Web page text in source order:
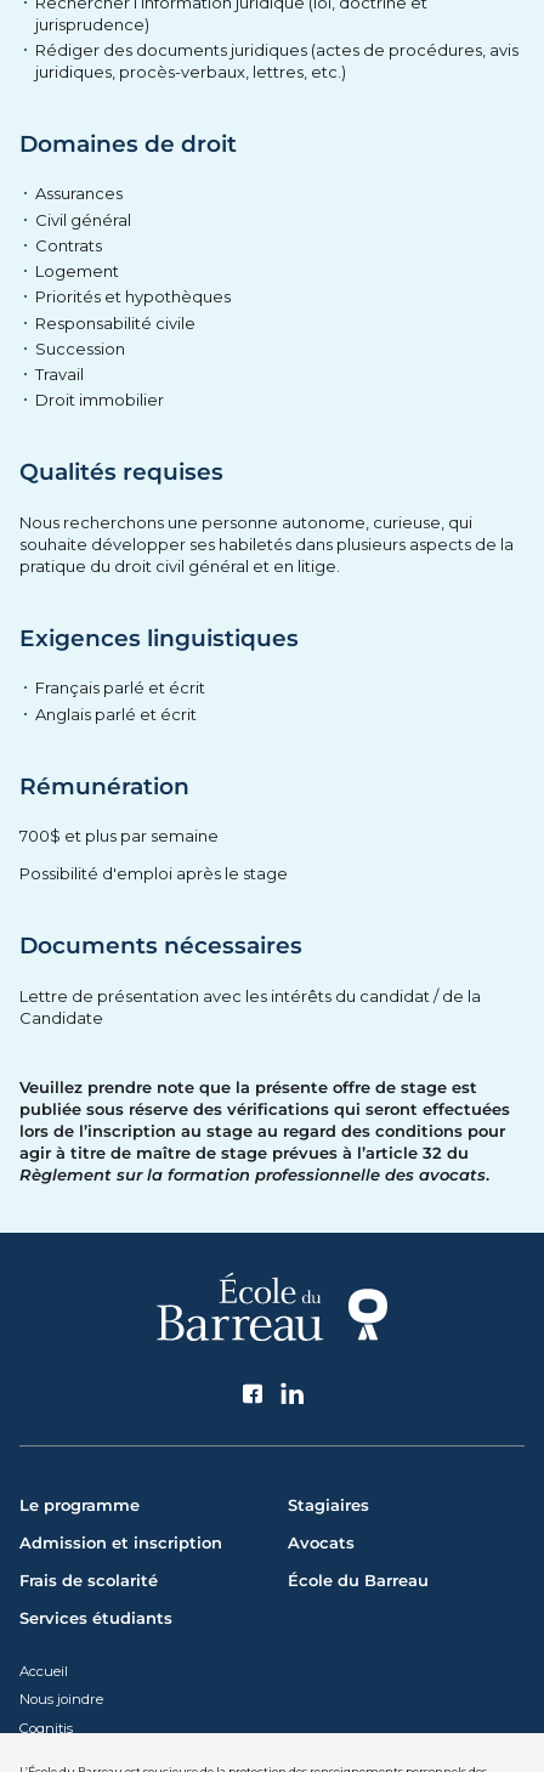
jurisprudence)
Rédiger des documents juridiques (actes de procédures, avis
juridiques, procès-verbaux, lettres, etc.)
Domaines de droit
Assurances
Civil général
Contrats
Logement
Priorités et hypothèques
Responsabilité civile
Succession
Travail
Droit immobilier
Qualités requises
Nous recherchons une personne autonome, curieuse, qui
souhaite développer ses habiletés dans plusieurs aspects de la
pratique du droit civil général et en litige.
Exigences linguistiques
Français parlé et écrit
Anglais parlé et écrit
Rémunération
700$ et plus par semaine
Possibilité d'emploi après le stage
Documents nécessaires
Lettre de présentation avec les intérêts du candidat / de la
Candidate
Veuillez prendre note que la présente offre de stage est
publiée sous réserve des vérifications qui seront effectuées
lors de l’inscription au stage au regard des conditions pour
agir à titre de maître de stage prévues à l’article 32 du
Règlement sur la formation professionnelle des avocats.
Suivez l'École du Barreau
Le programme
Admission et inscription
Frais de scolarité
Services étudiants
Stagiaires
Avocats
École du Barreau
Accueil
Nous joindre
Cognitis